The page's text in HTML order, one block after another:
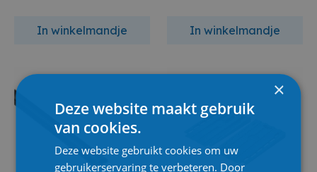
In winkelmandje In winkelmandje
×
Deze website maakt gebruik
van cookies.
Deze website gebruikt cookies om uw
gebruikerservaring te verbeteren. Door